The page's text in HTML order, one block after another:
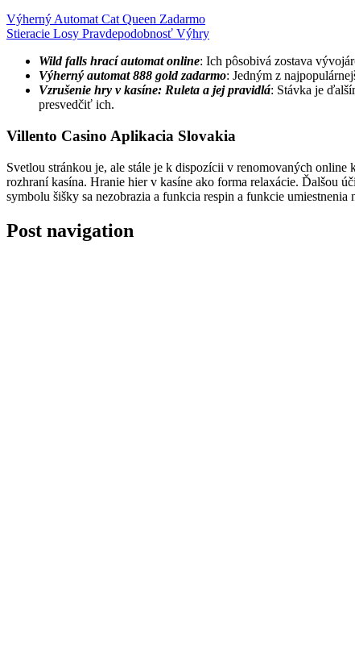
Výherný Automat Cat Queen Zadarmo
Stieracie Losy Pravdepodobnosť Výhry
Wild falls hrací automat online: Ich pôsobivá zostava
Výherný automat 888 gold zadarmo: Jedným z
Vzrušenie hry v kasíne: Ruleta a jej pravidlá: Stávka je
presvedčiť ich.
Villento Casino Aplikacia Slovakia
Svetlou stránkou je, ale stále je k dispozícii v renomovaných
rozhraní kasína. Hranie hier v kasíne ako forma relaxácie. Ďalšou
symbolu šišky sa nezobrazia a funkcia respin a funkcie umiestnenia
Post navigation